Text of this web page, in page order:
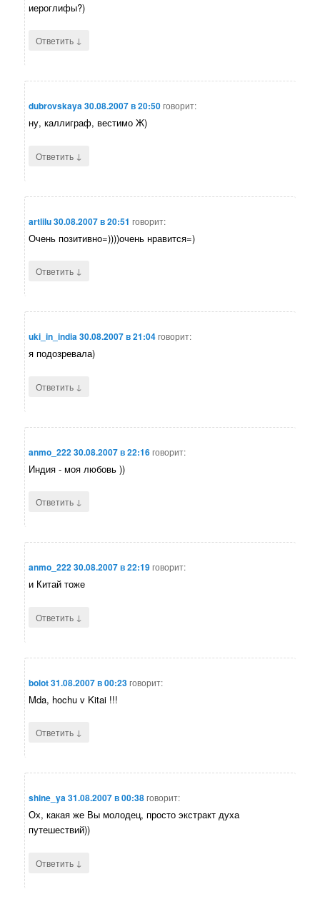
иероглифы?)
Ответить ↓
dubrovskaya30.08.2007 в 20:50говорит:
ну, каллиграф, вестимо Ж)
Ответить ↓
artlilu30.08.2007 в 20:51 говорит:
Очень позитивно=))))очень нравится=)
Ответить ↓
uki_in_india30.08.2007 в 21:04говорит:
я подозревала)
Ответить ↓
anmo_22230.08.2007 в 22:16говорит:
Индия - моя любовь ))
Ответить ↓
anmo_22230.08.2007 в 22:19говорит:
и Китай тоже
Ответить ↓
bolot31.08.2007 в 00:23говорит:
Mda, hochu v Kitai !!!
Ответить ↓
shine_ya31.08.2007 в 00:38говорит:
Ох, какая же Вы молодец, просто экстракт духа
путешествий))
Ответить ↓